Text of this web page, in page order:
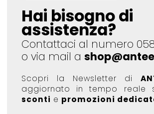
Hai bisogno di
assistenza?
Contattaci al numero
o via mail a
Scopri la Newsletter di
aggiornato in tempo reale
sconti e promozioni